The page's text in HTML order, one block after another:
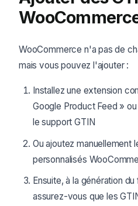
WooCommerce n'a pas de
mais vous pouvez l'ajouter :
Installez une extension
Google Product Feed »
le support GTIN
Ou ajoutez manuellement
personnalisés
Ensuite, à la génération
assurez-vous que les